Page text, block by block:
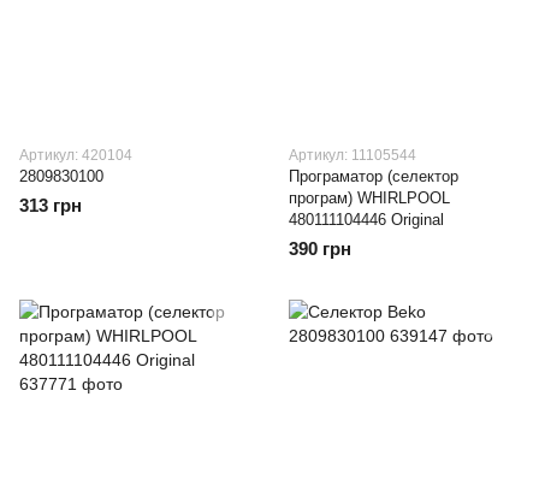
Артикул: 420104
2809830100
313 грн
Артикул: 11105544
Програматор (селектор
програм) WHIRLPOOL
480111104446 Original
390 грн